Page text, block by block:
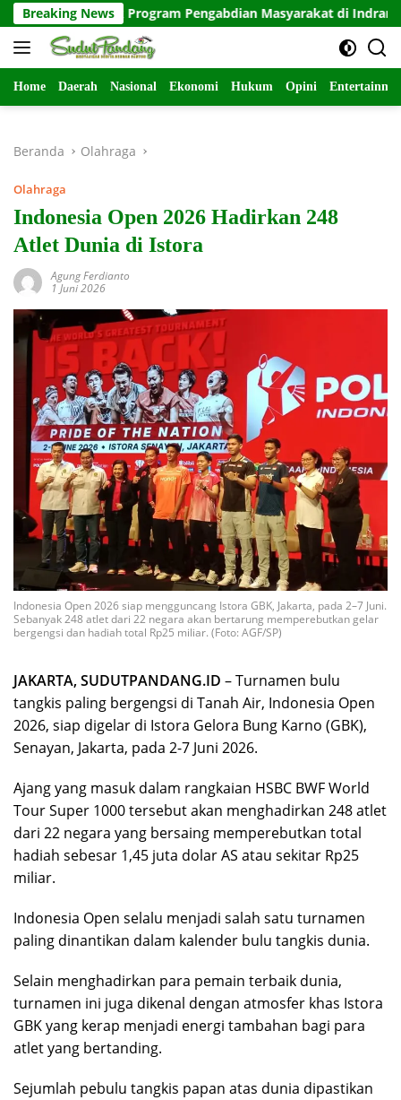
Langsung
ke
konten
Breaking News
Program Pengabdian Masyarakat di Indramayu
Home Daerah Nasional Ekonomi Hukum Opini
Beranda Olahraga
Olahraga
Indonesia Open 2026 Hadirkan 248
Atlet Dunia di Istora
Agung Ferdianto
1 Juni 2026
Indonesia Open 2026 siap mengguncang Istora GBK, Jakarta, pada 2–7 Juni.
Sebanyak 248 atlet dari 22 negara akan bertarung memperebutkan gelar
bergengsi dan hadiah total Rp25 miliar. (Foto: AGF/SP)
JAKARTA, SUDUTPANDANG.ID – Turnamen bulu
tangkis paling bergengsi di Tanah Air, Indonesia Open
2026, siap digelar di Istora Gelora Bung Karno (GBK),
Senayan, Jakarta, pada 2-7 Juni 2026.
Ajang yang masuk dalam rangkaian HSBC BWF World
Tour Super 1000 tersebut akan menghadirkan 248 atlet
dari 22 negara yang bersaing memperebutkan total
hadiah sebesar 1,45 juta dolar AS atau sekitar Rp25
miliar.
Indonesia Open selalu menjadi salah satu turnamen
paling dinantikan dalam kalender bulu tangkis dunia.
Selain menghadirkan para pemain terbaik dunia,
turnamen ini juga dikenal dengan atmosfer khas Istora
GBK yang kerap menjadi energi tambahan bagi para
atlet yang bertanding.
Sejumlah pebulu tangkis papan atas dunia dipastikan